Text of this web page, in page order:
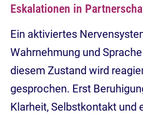
Eskalationen in
Ein aktiviertes
Wahrnehmung und
diesem Zustand wird
gesprochen. Erst
Klarheit, Selbstkontakt und